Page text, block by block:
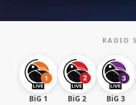
RADIO
BiG 1 BiG 2 BiG 3